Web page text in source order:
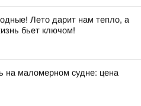
Лето дарит нам тепло, а
бьет ключом!
на маломерном судне: цена